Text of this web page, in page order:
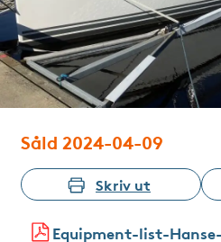
Såld 2024-04-09
Skriv ut
Equipment-list-